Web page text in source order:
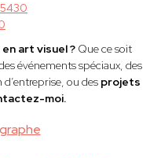
art visuel ? Que ce soit
événements spéciaux, des
ou des projets
moi.